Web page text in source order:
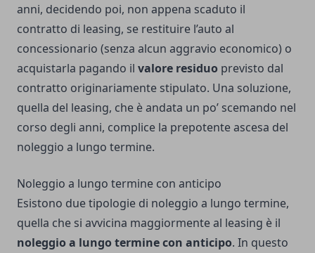
anni, decidendo poi, non appena scaduto il
contratto di leasing, se restituire l’auto al
concessionario (senza alcun aggravio economico) o
acquistarla pagando il valore residuo previsto dal
contratto originariamente stipulato. Una soluzione,
quella del leasing, che è andata un po’ scemando nel
corso degli anni, complice la prepotente ascesa del
noleggio a lungo termine.
Noleggio a lungo termine con anticipo
Esistono due tipologie di noleggio a lungo termine,
quella che si avvicina maggiormente al leasing è il
noleggio a lungo termine con anticipo. In questo